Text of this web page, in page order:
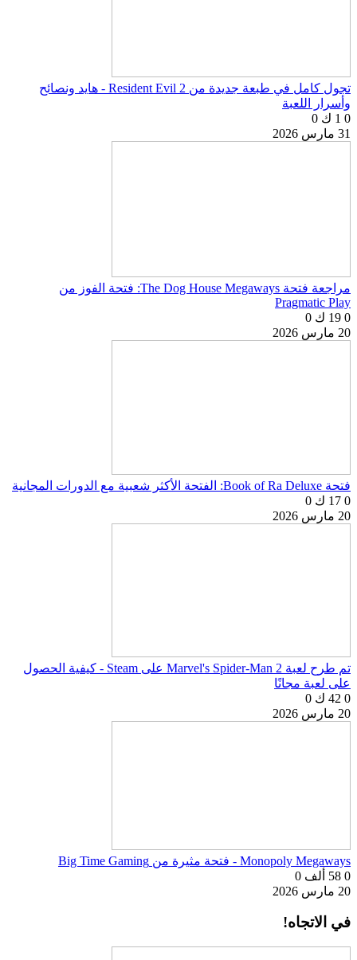
تجول كامل في طبعة جديدة من Resident Evil 2 - هايد ونصائح
وأسرار اللعبة
0 1 ك
0
31 مارس 2026
مراجعة فتحة The Dog House Megaways: فتحة الفوز من
Pragmatic Play
0 19 ك
0
20 مارس 2026
فتحة Book of Ra Deluxe: الفتحة الأكثر شعبية مع الدورات المجانية
0 17 ك
0
20 مارس 2026
تم طرح لعبة Marvel's Spider-Man 2 على Steam - كيفية الحصول
على لعبة مجانًا
0 42 ك
0
20 مارس 2026
Monopoly Megaways - فتحة مثيرة من Big Time Gaming
0 58 ألف
0
20 مارس 2026
في الاتجاه!